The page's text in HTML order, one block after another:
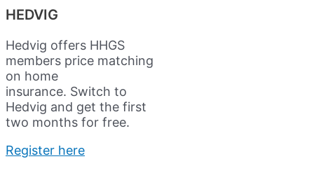
HEDVIG
Hedvig offers HHGS
members price matching
on home
insurance. Switch to
Hedvig and get the first
two months for free.
Register here